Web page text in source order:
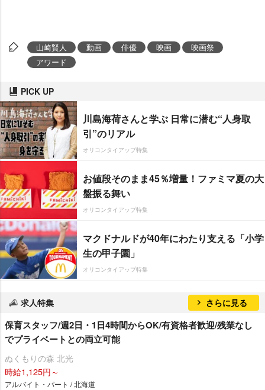
山崎賢人 動画 俳優 映画
映画祭
アワード
PICK UP
川島海荷さんと学ぶ 日常に潜む“人身取
引”のリアル
オリコンタイアップ特集
お値段そのまま45％増量！ファミマ夏の大
盤振る舞い
オリコンタイアップ特集
マクドナルドが40年にわたり支える「小学
生の甲子園」
オリコンタイアップ特集
求人特集 さらに見る
保育スタッフ/週2日・1日4時間からOK/有資格者歓迎/残業なし
でプライベートとの両立可能
ぬくもりの森 北光
時給1,125円～
アルバイト・パート / 北海道